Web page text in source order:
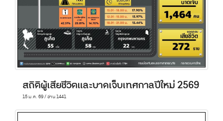
สถิติผู้เสียชีวิตและบาดเจ็บเทศกาลปีใหม่ 2569
15 ม.ค. 69 / อ่าน 1441